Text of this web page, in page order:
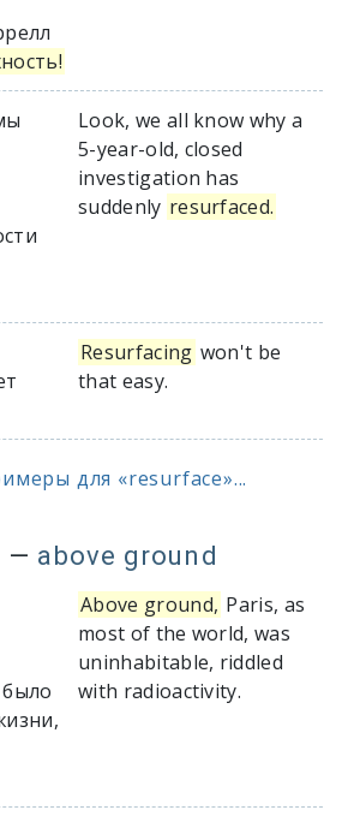
Look, we all know why a
5-year-old, closed
investigation has
suddenly resurfaced.
Resurfacing won't be
that easy.
для «resurface»...
— above ground
Above ground, Paris, as
most of the world, was
uninhabitable, riddled
with radioactivity.